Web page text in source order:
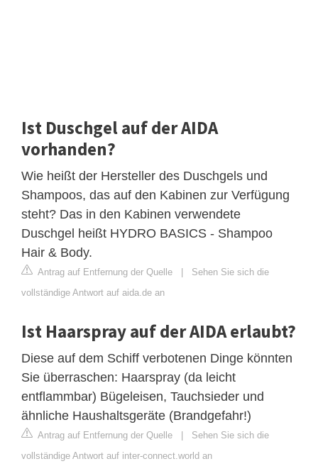
Ist Duschgel auf der AIDA
vorhanden?
Wie heißt der Hersteller des Duschgels und
Shampoos, das auf den Kabinen zur Verfügung
steht? Das in den Kabinen verwendete
Duschgel heißt HYDRO BASICS - Shampoo
Hair & Body.
Antrag auf Entfernung der Quelle | Sehen Sie sich die
vollständige Antwort auf aida.de an
Ist Haarspray auf der AIDA erlaubt?
Diese auf dem Schiff verbotenen Dinge könnten
Sie überraschen: Haarspray (da leicht
entflammbar) Bügeleisen, Tauchsieder und
ähnliche Haushaltsgeräte (Brandgefahr!)
Antrag auf Entfernung der Quelle | Sehen Sie sich die
vollständige Antwort auf inter-connect.world an